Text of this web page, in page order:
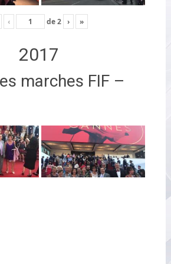
‹ de2 › »
2017
marches FIF –